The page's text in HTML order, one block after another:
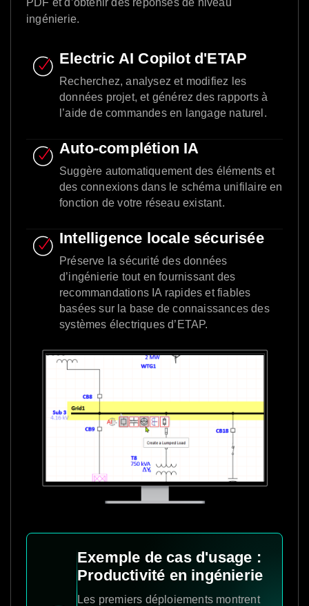
Exemple de cas d'usage :
Productivité en ingénierie
Les premiers déploiements montrent
PDF et d’obtenir des réponses de niveau
ingénierie.
Electric AI Copilot d'ETAP
Recherchez, analysez et modifiez les
données projet, et générez des rapports à
l’aide de commandes en langage naturel.
Auto-complétion IA
Suggère automatiquement des éléments et
des connexions dans le schéma unifilaire en
fonction de votre réseau existant.
Intelligence locale sécurisée
Préserve la sécurité des données
d’ingénierie tout en fournissant des
recommandations IA rapides et fiables
basées sur la base de connaissances des
systèmes électriques d’ETAP.